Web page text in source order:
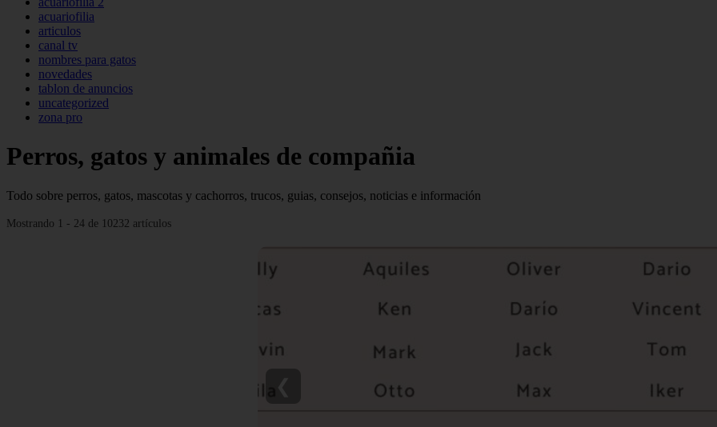
acuariofilia
articulos
canal tv
nombres para gatos
novedades
tablon de anuncios
uncategorized
zona pro
Perros, gatos y animales de compañia
Todo sobre perros, gatos, mascotas y cachorros, trucos, guias, consejos, noticias e información
Mostrando 1 - 24 de 10232 artículos